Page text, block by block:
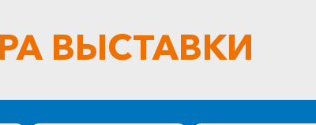
ВЫСТАВКИ